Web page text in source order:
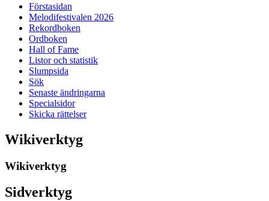
Förstasidan
Melodifestivalen 2026
Rekordboken
Ordboken
Hall of Fame
Listor och statistik
Slumpsida
Sök
Senaste ändringarna
Specialsidor
Skicka rättelser
Wikiverktyg
Wikiverktyg
Sidverktyg